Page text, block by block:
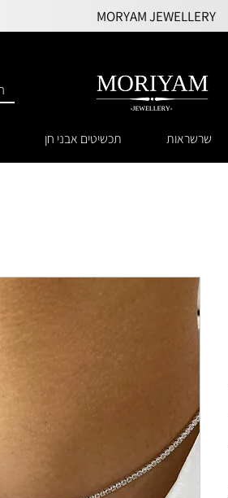
MORYAM JEWELLERY
שרשראות תכשיטים אבני חן